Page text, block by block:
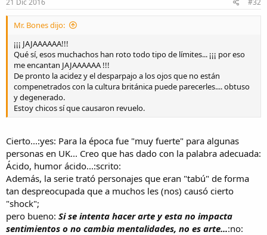
21 Dic 2016 #32
Mr. Bones dijo:
¡¡¡ JAJAAAAAA!!!
Qué sí, esos muchachos han roto todo tipo de límites... ¡¡¡ por eso
me encantan JAJAAAAAA !!!
De pronto la acidez y el desparpajo a los ojos que no están
compenetrados con la cultura británica puede parecerles.... obtuso
y degenerado.
Estoy chicos sí que causaron revuelo.
Cierto...:yes: Para la época fue "muy fuerte" para algunas
personas en UK... Creo que has dado con la palabra adecuada:
Ácido, humor ácido...:scrito:
Además, la serie trató personajes que eran "tabú" de forma
tan despreocupada que a muchos les (nos) causó cierto
"shock";
pero bueno: Si se intenta hacer arte y esta no impacta
sentimientos o no cambia mentalidades, no es arte...:no: